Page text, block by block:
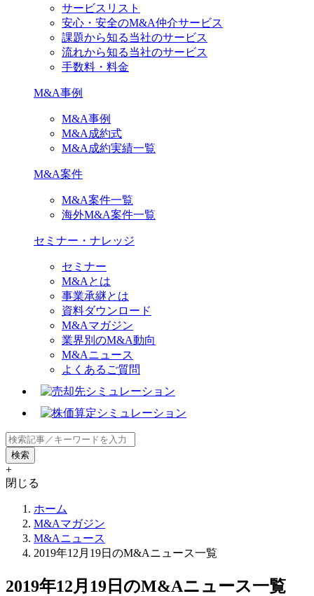
サービスリスト
安心・安全のM&A仲介サービス
課題から知る当社のサービス
流れから知る当社のサービス
手数料・料金
M&A事例
M&A事例
M&A成約式
M&A成約実績一覧
M&A案件
M&A案件一覧
海外M&A案件一覧
セミナー・ナレッジ
セミナー
M&Aとは
事業承継とは
資料ダウンロード
M&Aマガジン
業界別のM&A動向
M&Aニュース
よくあるご質問
+
閉じる
ホーム
M&Aマガジン
M&Aニュース
2019年12月19日のM&Aニュース一覧
2019年12月19日のM&Aニュース一覧